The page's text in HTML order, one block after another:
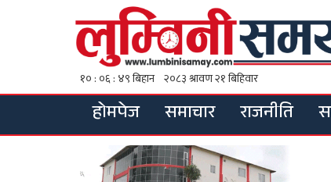
होमपेज समाचार राजनीति